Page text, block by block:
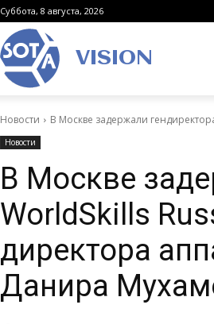
Суббота, 8 августа, 2026
VISION
Новости В Москве задержали
Новости
В Москве
WorldSkills
директора
Данира